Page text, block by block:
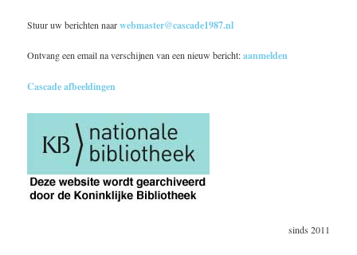
Stuur uw berichten naarwebmaster@cascade1987.nl
Ontvang een email na verschijnen van een nieuw bericht:aanmelden
Cascade afbeeldingen
sinds 2011